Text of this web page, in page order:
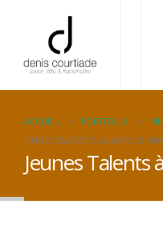
ACCUEIL PORTFOLIO
JEUNES TALENTS À ALBERT DE
Jeunes Talents